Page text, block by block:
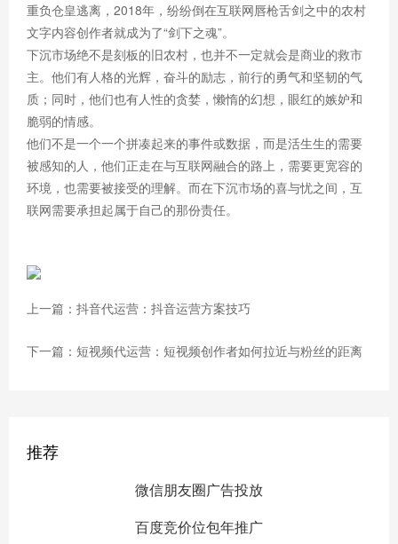
重负仓皇逃离，2018年，纷纷倒在互联网唇枪舌剑之中的农村
文字内容创作者就成为了“剑下之魂”。
下沉市场绝不是刻板的旧农村，也并不一定就会是商业的救市
主。他们有人格的光辉，奋斗的励志，前行的勇气和坚韧的气
质；同时，他们也有人性的贪婪，懒惰的幻想，眼红的嫉妒和
脆弱的情感。
他们不是一个一个拼凑起来的事件或数据，而是活生生的需要
被感知的人，他们正走在与互联网融合的路上，需要更宽容的
环境，也需要被接受的理解。而在下沉市场的喜与忧之间，互
联网需要承担起属于自己的那份责任。
上一篇：抖音代运营：抖音运营方案技巧
下一篇：短视频代运营：短视频创作者如何拉近与粉丝的距离
推荐
微信朋友圈广告投放
百度竞价位包年推广